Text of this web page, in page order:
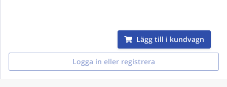
Lägg till i kundvagn
Logga in eller registrera